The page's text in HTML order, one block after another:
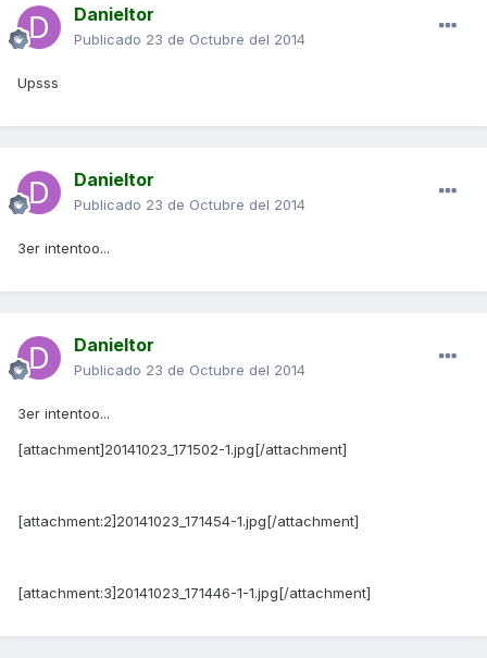
Danieltor
Publicado 23 de Octubre del 2014
Upsss
Danieltor
Publicado 23 de Octubre del 2014
3er intentoo...
Danieltor
Publicado 23 de Octubre del 2014
3er intentoo...
[attachment]20141023_171502-1.jpg[/attachment]
[attachment:2]20141023_171454-1.jpg[/attachment]
[attachment:3]20141023_171446-1-1.jpg[/attachment]